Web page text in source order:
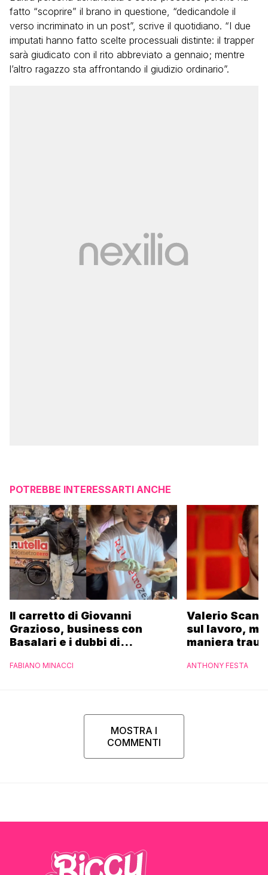
fatto “scoprire” il brano in questione, “dedicandole il
verso incriminato in un post”, scrive il quotidiano. “I due
imputati hanno fatto scelte processuali distinte: il trapper
sarà giudicato con il rito abbreviato a gennaio; mentre
l’altro ragazzo sta affrontando il giudizio ordinario”.
POTREBBE INTERESSARTI ANCHE
Il carretto di Giovanni
Grazioso, business con
Basalari e i dubbi di
Ferrero”
FABIANO MINACCI
Valerio
sul lavoro,
maniera
ANTHONY FESTA
MOSTRA I
COMMENTI